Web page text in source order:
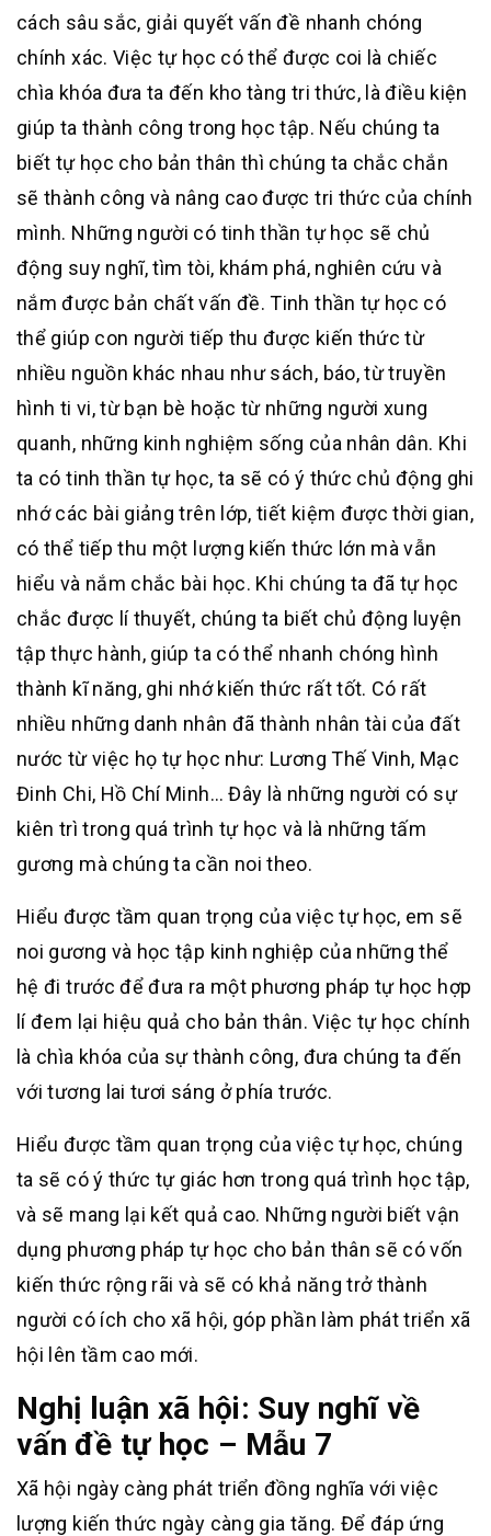
cách sâu sắc, giải quyết vấn đề nhanh chóng
chính xác. Việc tự học có thể được coi là chiếc
chìa khóa đưa ta đến kho tàng tri thức, là điều kiện
giúp ta thành công trong học tập. Nếu chúng ta
biết tự học cho bản thân thì chúng ta chắc chắn
sẽ thành công và nâng cao được tri thức của chính
mình. Những người có tinh thần tự học sẽ chủ
động suy nghĩ, tìm tòi, khám phá, nghiên cứu và
nắm được bản chất vấn đề. Tinh thần tự học có
thể giúp con người tiếp thu được kiến thức từ
nhiều nguồn khác nhau như sách, báo, từ truyền
hình ti vi, từ bạn bè hoặc từ những người xung
quanh, những kinh nghiệm sống của nhân dân. Khi
ta có tinh thần tự học, ta sẽ có ý thức chủ động ghi
nhớ các bài giảng trên lớp, tiết kiệm được thời gian,
có thể tiếp thu một lượng kiến thức lớn mà vẫn
hiểu và nắm chắc bài học. Khi chúng ta đã tự học
chắc được lí thuyết, chúng ta biết chủ động luyện
tập thực hành, giúp ta có thể nhanh chóng hình
thành kĩ năng, ghi nhớ kiến thức rất tốt. Có rất
nhiều những danh nhân đã thành nhân tài của đất
nước từ việc họ tự học như: Lương Thế Vinh, Mạc
Đinh Chi, Hồ Chí Minh… Đây là những người có sự
kiên trì trong quá trình tự học và là những tấm
gương mà chúng ta cần noi theo.
Hiểu được tầm quan trọng của việc tự học, em sẽ
noi gương và học tập kinh nghiệp của những thể
hệ đi trước để đưa ra một phương pháp tự học hợp
lí đem lại hiệu quả cho bản thân. Việc tự học chính
là chìa khóa của sự thành công, đưa chúng ta đến
với tương lai tươi sáng ở phía trước.
Hiểu được tầm quan trọng của việc tự học, chúng
ta sẽ có ý thức tự giác hơn trong quá trình học tập,
và sẽ mang lại kết quả cao. Những người biết vận
dụng phương pháp tự học cho bản thân sẽ có vốn
kiến thức rộng rãi và sẽ có khả năng trở thành
người có ích cho xã hội, góp phần làm phát triển xã
hội lên tầm cao mới.
Nghị luận xã hội: Suy nghĩ về
vấn đề tự học – Mẫu 7
Xã hội ngày càng phát triển đồng nghĩa với việc
lượng kiến thức ngày càng gia tăng. Để đáp ứng